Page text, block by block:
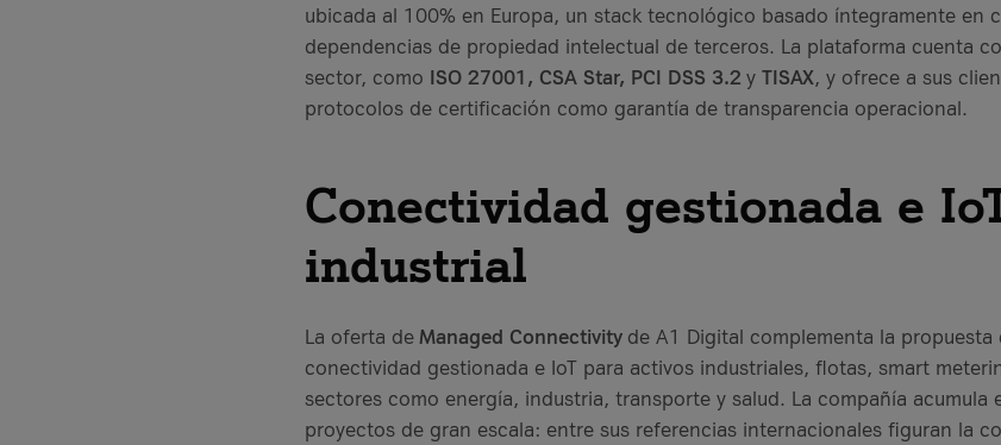
ubicada al 100% en Europa, un stack tecnológico basado íntegramente en
dependencias de propiedad intelectual de terceros. La plataforma cuenta
sector, como ISO 27001, CSA Star, PCI DSS 3.2 y TISAX, y ofrece a sus
protocolos de certificación como garantía de transparencia operacional.
Conectividad gestionada e
industrial
La oferta de Managed Connectivity de A1 Digital complementa la
conectividad gestionada e IoT para activos industriales, flotas, smart
sectores como energía, industria, transporte y salud. La compañía acumula
proyectos de gran escala: entre sus referencias internacionales figuran la